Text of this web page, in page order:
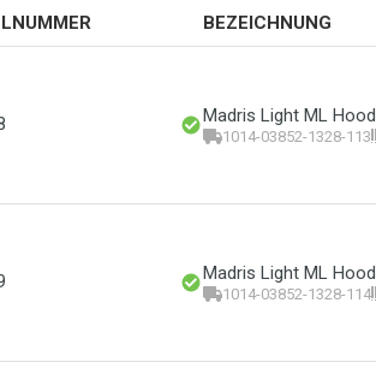
BEZEICHNUNG
Madris Light ML
1014-03852-1328-113
Madris Light ML
1014-03852-1328-114